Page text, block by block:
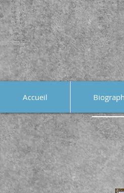
Accueil